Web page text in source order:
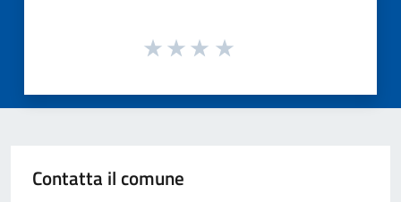
Contatta il comune